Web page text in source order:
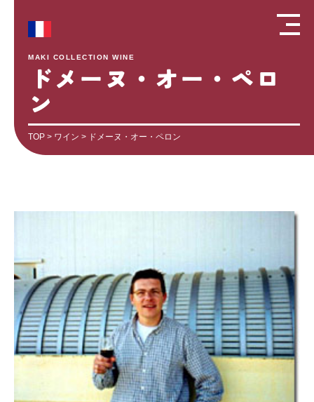
MAKI COLLECTION WINE
ドメーヌ・オー・ペロ
ン
TOP > ワイン > ドメーヌ・オー・ペロン